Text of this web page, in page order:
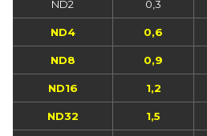
ND2 0,3
ND4 0,6
ND8 0,9
ND16 1,2
ND32 1,5